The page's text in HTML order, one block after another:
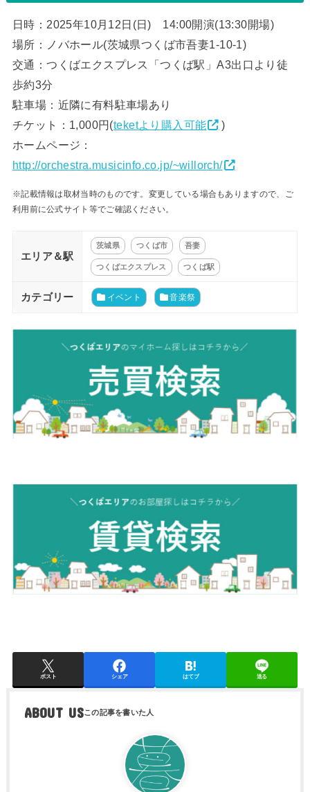
日時：2025年10月12日(日) 14:00開演(13:30開場)
場所：ノバホール(茨城県つくば市吾妻1-10-1)
交通：つくばエクスプレス「つくば駅」A3出口より徒
歩約3分
駐車場：近隣に有料駐車場あり
チケット：1,000円(teketより購入可能
)
ホームページ：
http://orchestra.musicinfo.co.jp/~willorch/
※記載情報は取材当時のものです。変更している場合もありますので、ご
利用前に公式サイト等でご確認ください。
エリア＆駅
茨城県 つくば市 吾妻
つくばエクスプレス つくば駅
カテゴリー イベント 音楽祭
ポスト シェア はてブ 送る
ABOUT US